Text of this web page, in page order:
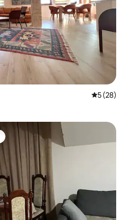
5 de uma
5 (28)